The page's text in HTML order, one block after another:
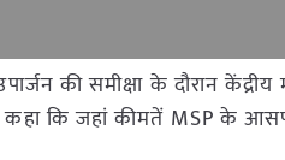
की समीक्षा के दौरान
कहा कि जहां कीमतें MSP के